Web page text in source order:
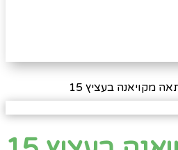
מקויאנה בעציץ 15